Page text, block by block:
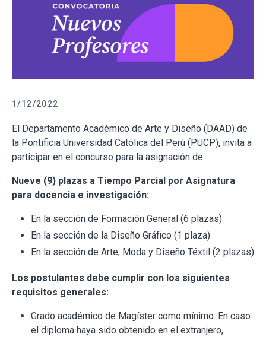
1/12/2022
El Departamento Académico de Arte y Diseño (DAAD) de
la Pontificia Universidad Católica del Perú (PUCP), invita a
participar en el concurso para la asignación de:
Nueve (9) plazas a Tiempo Parcial por Asignatura
para docencia e investigación:
En la sección de Formación General (6 plazas)
En la sección de la Diseño Gráfico (1 plaza)
En la sección de Arte, Moda y Diseño Téxtil (2 plazas)
Los postulantes debe cumplir con los siguientes
requisitos generales:
Grado académico de Magíster como mínimo. En caso
el diploma haya sido obtenido en el extranjero,